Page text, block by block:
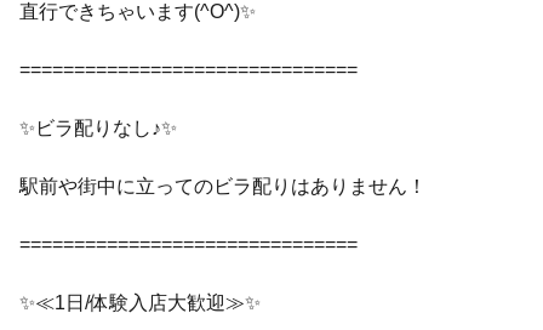
直行できちゃいます(^O^)✨
===============================
✨ビラ配りなし♪✨
駅前や街中に立ってのビラ配りはありません！
===============================
✨≪1日/体験入店大歓迎≫✨